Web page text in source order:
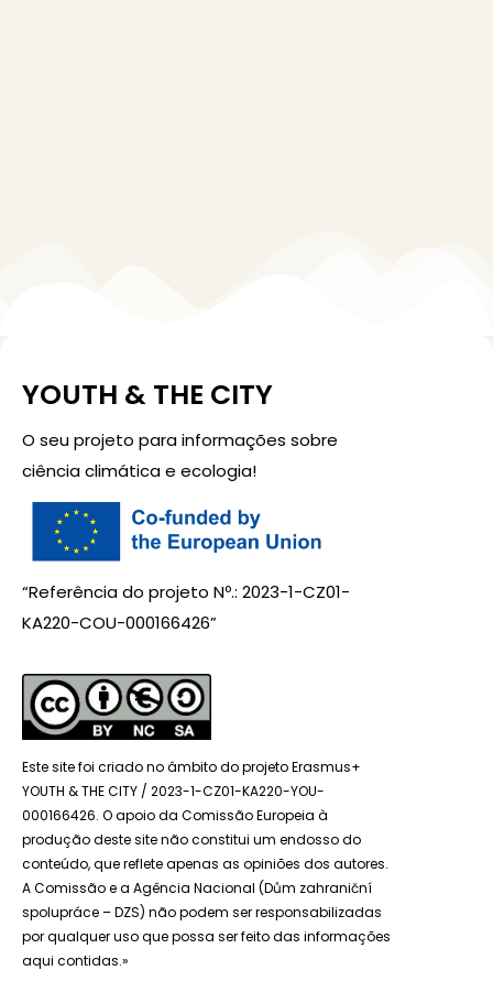
YOUTH & THE CITY
O seu projeto para informações sobre
ciência climática e ecologia!
“Referência do projeto Nº.: 2023-1-CZ01-
KA220-COU-000166426”
Este site foi criado no âmbito do projeto Erasmus+
YOUTH & THE CITY / 2023-1-CZ01-KA220-YOU-
000166426. O apoio da Comissão Europeia à
produção deste site não constitui um endosso do
conteúdo, que reflete apenas as opiniões dos autores.
A Comissão e a Agência Nacional (Dům zahraniční
spolupráce – DZS) não podem ser responsabilizadas
por qualquer uso que possa ser feito das informações
aqui contidas.»